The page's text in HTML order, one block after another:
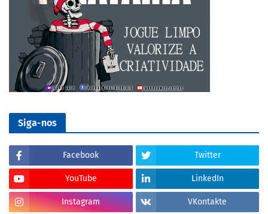
Siga-nos
Facebook Twitter
YouTube LinkedIn
Instagram VKontakte